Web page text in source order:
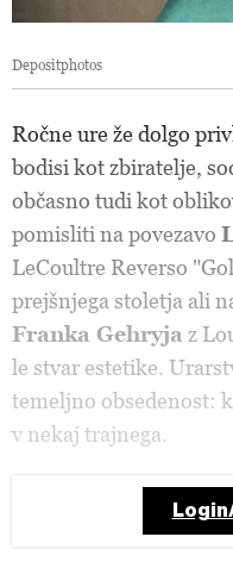
Depositphotos
Ročne ure že dolgo
bodisi kot zbiratelje,
občasno tudi kot
pomisliti na povezavo
LeCoultre Reverso
prejšnjega stoletja ali
Franka Gehryja z
le stvar estetike.
temeljno obsedenost:
v nekaj trajnega.